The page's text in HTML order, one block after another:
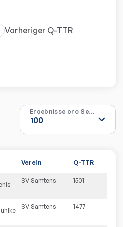
Vorheriger Q-TTR
Ergebnisse pro Seite
Verein Q-TTR
SV Samtens 1501
SV Samtens 1477